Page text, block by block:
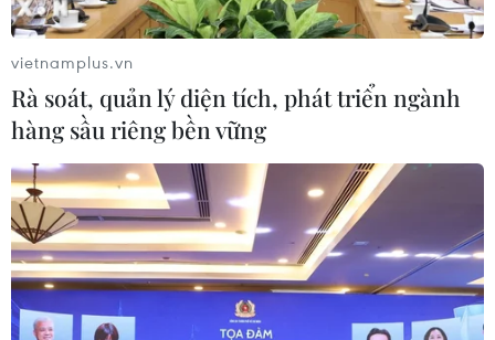
thành phố sau dịch COVID-19, việc đẩy mạnh thị
trường thu hút khách du lịch MICE sẽ góp phần
sớm khôi phục và phát triển ngành du lịch, một
trong những ngành kinh tế mũi nhọn của Đà
Nẵng./.
(TTXVN/Vietnam+)
vietnamplus.vn
Rà soát, quản lý diện tích, phát triển ngành
hàng sầu riêng bền vững